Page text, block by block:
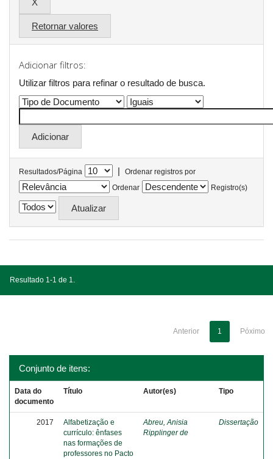
Retornar valores
Adicionar filtros:
Utilizar filtros para refinar o resultado de busca.
Resultados/Página |
Ordenar registros por
Ordenar
Registro(s)
Resultado 1-1 de 1.
Anterior 1 Póximo
Conjunto de itens:
Data do
documento
Título Autor(es) Tipo
2017
Alfabetização e
currículo: ênfases
nas formações de
professores no Pacto
Abreu, Anisia
Ripplinger de
Dissertação